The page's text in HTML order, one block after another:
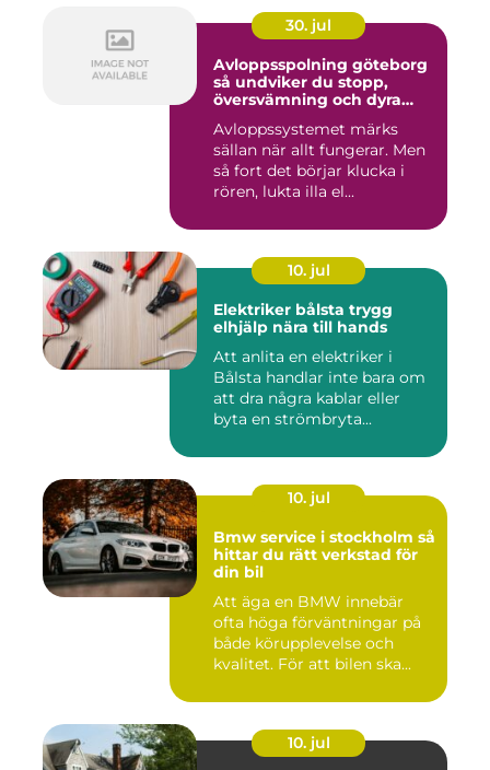
30. jul
Avloppsspolning göteborg
så undviker du stopp,
översvämning och dyra
Avloppssystemet märks
sällan när allt fungerar. Men
så fort det börjar klucka i
rören, lukta illa el...
10. jul
Elektriker bålsta trygg
elhjälp nära till hands
Att anlita en elektriker i
Bålsta handlar inte bara om
att dra några kablar eller
byta en strömbryta...
10. jul
Bmw service i stockholm så
hittar du rätt verkstad för
din bil
Att äga en BMW innebär
ofta höga förväntningar på
både körupplevelse och
kvalitet. För att bilen ska...
10. jul